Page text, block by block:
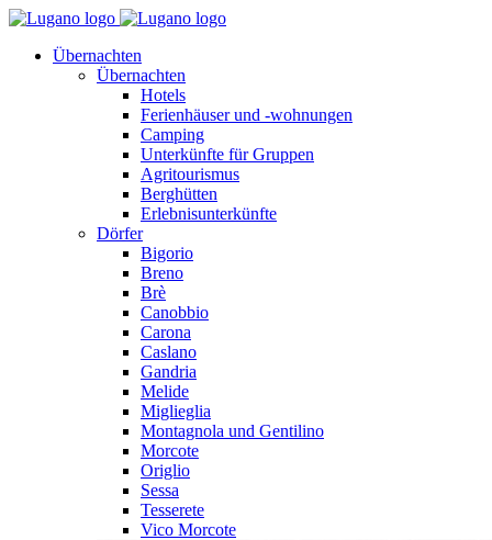
Übernachten
Übernachten
Hotels
Ferienhäuser und -wohnungen
Camping
Unterkünfte für Gruppen
Agritourismus
Berghütten
Erlebnisunterkünfte
Dörfer
Bigorio
Breno
Brè
Canobbio
Carona
Caslano
Gandria
Melide
Miglieglia
Montagnola und Gentilino
Morcote
Origlio
Sessa
Tesserete
Vico Morcote